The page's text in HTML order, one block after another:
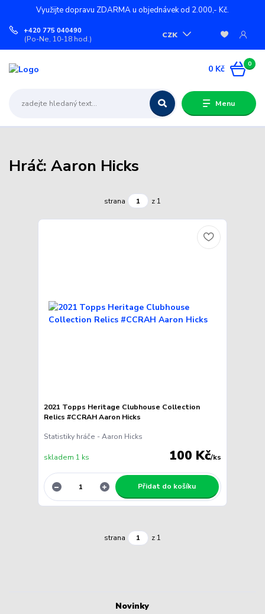
Využijte dopravu ZDARMA u objednávek od 2.000,- Kč.
Menu
CZK
+420 775 040490
(Po-Ne, 10-18 hod.)
0
0 Kč
Novinky
Hráč: Aaron Hicks
strana z 1
2021 Topps Heritage Clubhouse Collection
Relics #CCRAH Aaron Hicks
Statistiky hráče - Aaron Hicks
100 Kč/ks
skladem 1 ks
Přidat do košíku
strana z 1